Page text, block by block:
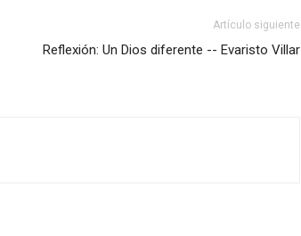
Artículo siguiente
Reflexión: Un Dios diferente -- Evaristo Villar